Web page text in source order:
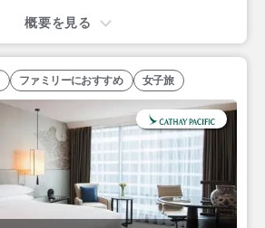
概要を見る
ファミリーにおすすめ 女子旅